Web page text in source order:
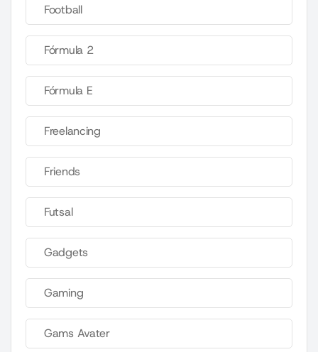
Football
Fórmula 2
Fórmula E
Freelancing
Friends
Futsal
Gadgets
Gaming
Gams Avater